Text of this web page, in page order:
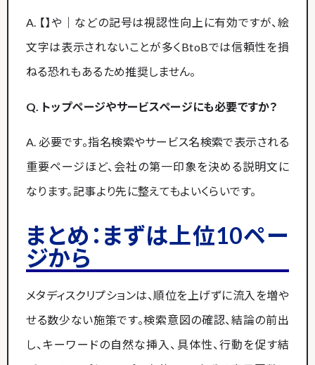
A. 【】や｜などの記号は視認性向上に有効ですが、絵
文字は表示されないことが多くBtoBでは信頼性を損
ねる恐れもあるため推奨しません。
Q. トップページやサービスページにも必要ですか？
A. 必要です。指名検索やサービス名検索で表示される
重要ページほど、会社の第一印象を決める説明文に
なります。記事より先に整えてもよいくらいです。
まとめ：まずは上位10ペー
ジから
メタディスクリプションは、順位を上げずに流入を増や
せる数少ない施策です。検索意図の確認、結論の前出
し、キーワードの自然な挿入、具体性、行動を促す結